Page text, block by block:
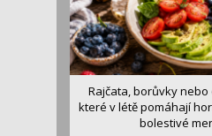
Rajčata, borůvky
které v létě pomáhají
bolestivé